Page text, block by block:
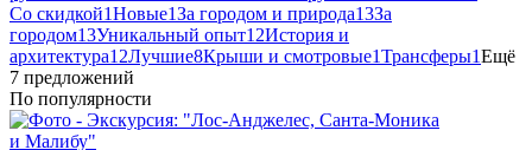
Со скидкой1Новые1За городом и природа13За
городом13Уникальный опыт12История и
архитектура12Лучшие8Крыши и смотровые1Трансферы1Ещё
7 предложений
По популярности